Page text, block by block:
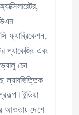
ফ্যাব্রিকেশন,
প্যাকেজিং এবং
চেন
ল্যাবভিত্তিক
আওতায় দেশে